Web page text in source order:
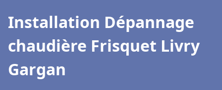
Installation Dépannage
chaudière Frisquet Livry
Gargan